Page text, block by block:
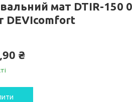
мат DTIR-150
DEVIcomfort
₴